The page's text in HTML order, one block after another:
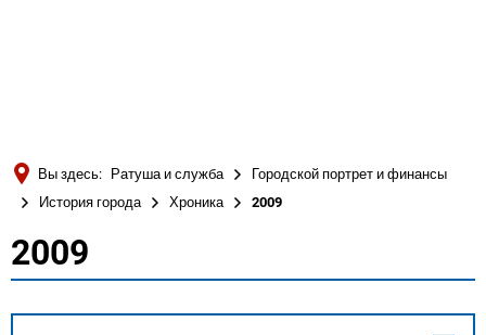
MENÜ
Вы здесь: Ратуша и служба
Городской портрет и финансы
История города
Хроника 2009
2009
2009